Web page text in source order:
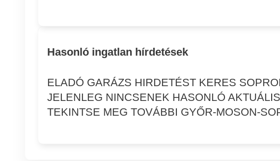
Hasonló ingatlan hírdetések
ELADÓ GARÁZS HIRDETÉST KERES
JELENLEG NINCSENEK HASONLÓ
TEKINTSE MEG TOVÁBBI GYŐR-MOSON-